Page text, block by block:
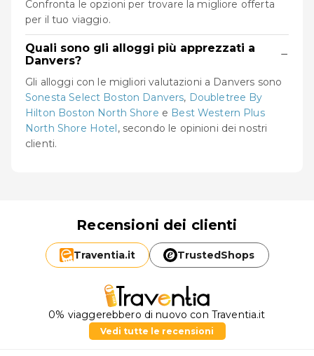
Confronta le opzioni per trovare la migliore offerta
per il tuo viaggio.
Quali sono gli alloggi più apprezzati a
Danvers?
−
Gli alloggi con le migliori valutazioni a Danvers sono
Sonesta Select Boston Danvers, Doubletree By
Hilton Boston North Shore e Best Western Plus
North Shore Hotel, secondo le opinioni dei nostri
clienti.
Recensioni dei clienti
Traventia.it TrustedShops
0% viaggerebbero di nuovo con Traventia.it
Vedi tutte le recensioni